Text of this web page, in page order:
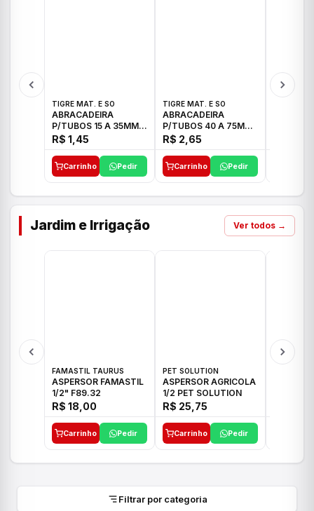
TIGRE MAT. E SO
ABRACADEIRA
P/TUBOS 15 A 35MM
TIGRE
R$ 1,45
Carrinho Pedir
TIGRE MAT. E SO
ABRACADEIRA
P/TUBOS 40 A 75MM
TIGRE
R$ 2,65
Carrinho Pedir
Jardim e Irrigação Ver todos →
FAMASTIL TAURUS
ASPERSOR FAMASTIL
1/2" F89.32
R$ 18,00
Carrinho Pedir
PET SOLUTION
ASPERSOR AGRICOLA
1/2 PET SOLUTION
R$ 25,75
Carrinho Pedir
Filtrar por categoria